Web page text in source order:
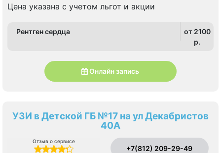
Цена указана с учетом льгот и акции
Рентген сердца
от 2100
p.
Онлайн запись
УЗИ в Детской ГБ №17 на ул Декабристов
40А
Отзыв о сервисе
+7(812) 209-29-49